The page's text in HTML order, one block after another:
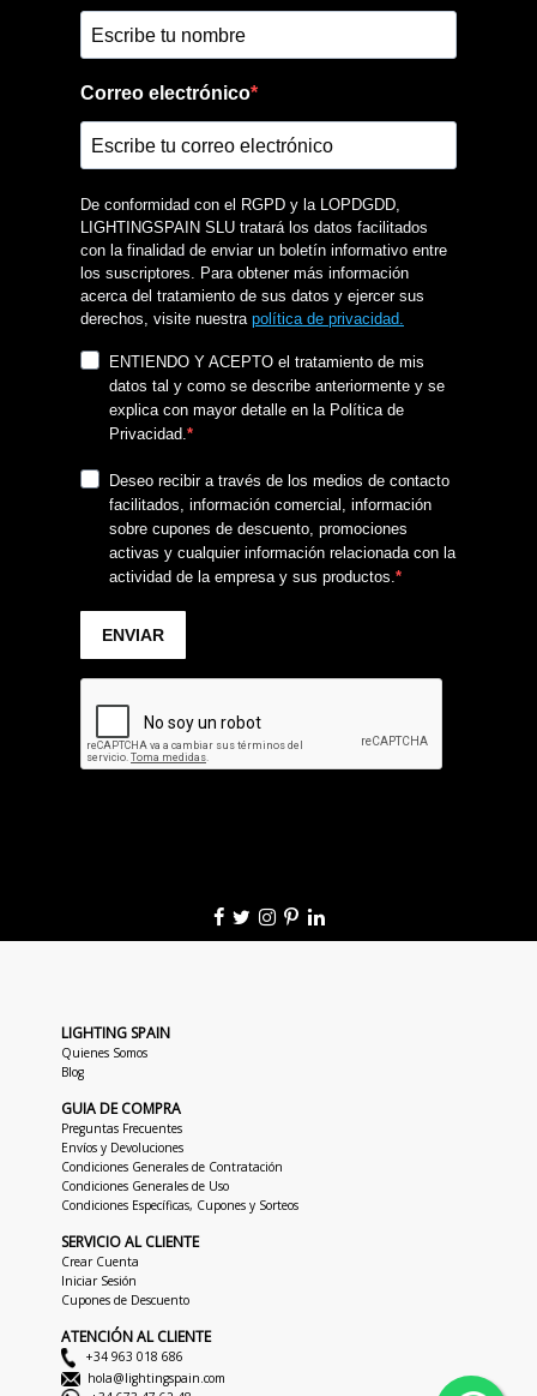
LIGHTING SPAIN
Quienes Somos
Blog
GUIA DE COMPRA
Preguntas Frecuentes
Envíos y Devoluciones
Condiciones Generales de Contratación
Condiciones Generales de Uso
Condiciones Específicas, Cupones y Sorteos
SERVICIO AL CLIENTE
Crear Cuenta
Iniciar Sesión
Cupones de Descuento
ATENCIÓN AL CLIENTE
+34 963 018 686
hola@lightingspain.com